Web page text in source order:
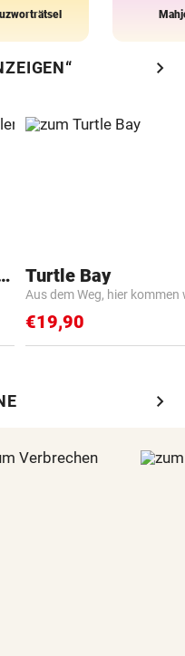
chevron_right
Talent Turtle Bay
Aus dem Weg, hier kommen
€19,90
chevron_right